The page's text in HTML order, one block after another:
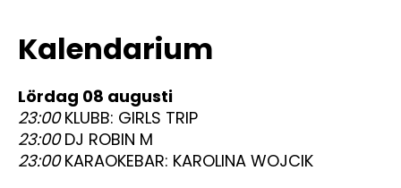
Kalendarium
lördag 08 augusti
23:00KLUBB: GIRLS TRIP
23:00DJ ROBIN M
23:00KARAOKEBAR: KAROLINA WOJCIK